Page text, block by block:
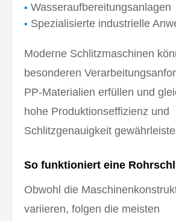
Wasseraufbereitungsanlagen
Spezialisierte industrielle
Moderne Schlitzmaschinen
besonderen
PP-Materialien erfüllen und
hohe Produktionseffizienz und
Schlitzgenauigkeit
So funktioniert eine
Obwohl die
variieren, folgen die meisten